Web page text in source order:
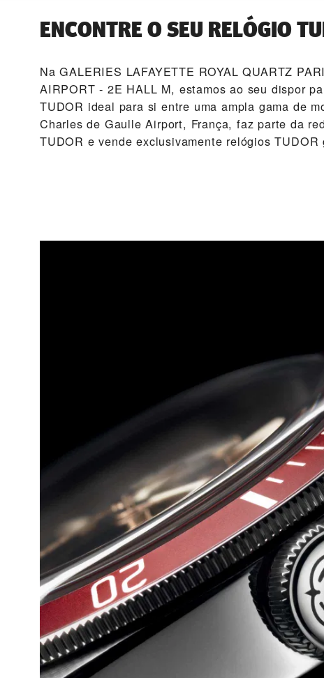
ENCONTRE O SEU RELÓGIO
Na ‭GALERIES LAFAYETTE ROYAL QUARTZ
AIRPORT - 2E HALL M‬, estamos ao seu dispor
TUDOR ideal para si entre uma ampla gama de
Charles de Gaulle Airport, França, faz parte da
TUDOR e vende exclusivamente relógios TUDOR